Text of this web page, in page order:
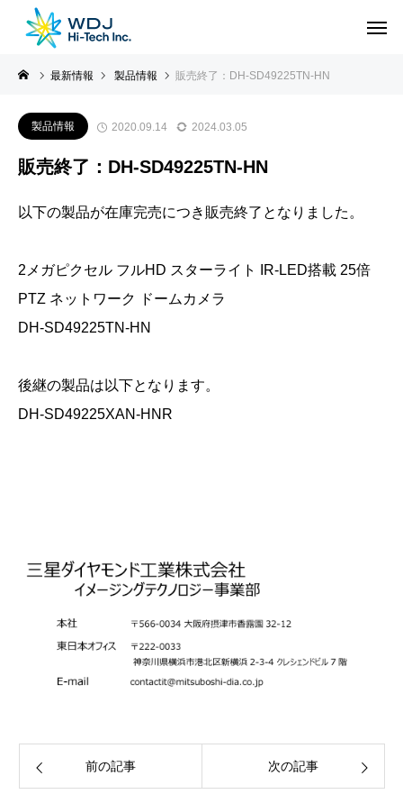
最新情報 製品情報 販売終了：DH-SD49225TN-HN
製品情報 2020.09.14 2024.03.05
販売終了：DH-SD49225TN-HN
以下の製品が在庫完売につき販売終了となりました。
2メガピクセル フルHD スターライト IR-LED搭載 25倍
PTZ ネットワーク ドームカメラ
DH-SD49225TN-HN
後継の製品は以下となります。
DH-SD49225XAN-HNR
前の記事 次の記事